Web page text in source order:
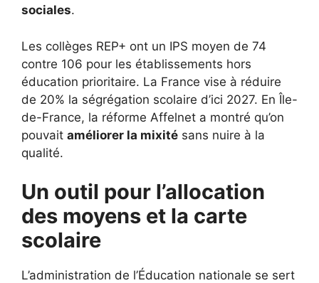
sociales.
Les collèges REP+ ont un IPS moyen de 74
contre 106 pour les établissements hors
éducation prioritaire. La France vise à réduire
de 20% la ségrégation scolaire d’ici 2027. En Île-
de-France, la réforme Affelnet a montré qu’on
pouvait améliorer la mixité sans nuire à la
qualité.
Un outil pour l’allocation
des moyens et la carte
scolaire
L’administration de l’Éducation nationale se sert